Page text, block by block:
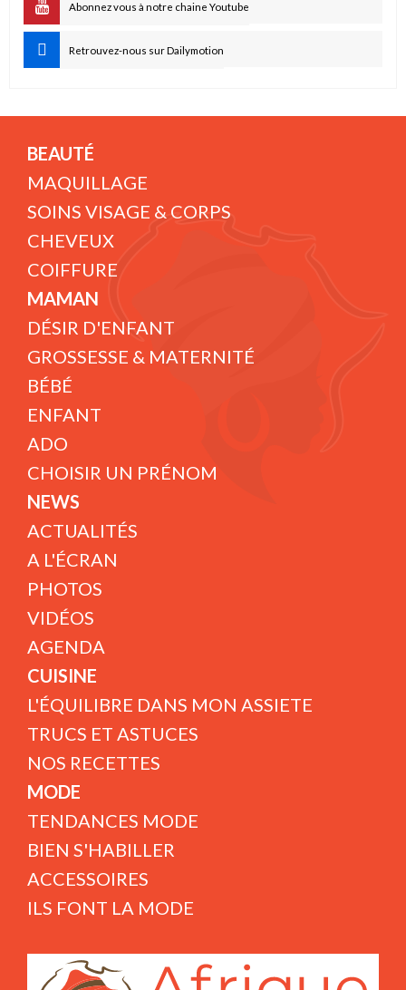
Abonnez vous à notre chaine Youtube
Retrouvez-nous sur Dailymotion
BEAUTÉ
MAQUILLAGE
SOINS VISAGE & CORPS
CHEVEUX
COIFFURE
MAMAN
DÉSIR D'ENFANT
GROSSESSE & MATERNITÉ
BÉBÉ
ENFANT
ADO
CHOISIR UN PRÉNOM
NEWS
ACTUALITÉS
A L'ÉCRAN
PHOTOS
VIDÉOS
AGENDA
CUISINE
L'ÉQUILIBRE DANS MON ASSIETE
TRUCS ET ASTUCES
NOS RECETTES
MODE
TENDANCES MODE
BIEN S'HABILLER
ACCESSOIRES
ILS FONT LA MODE